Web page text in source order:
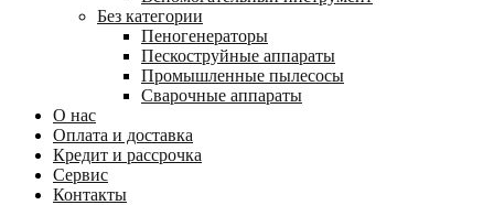
Без категории
Пеногенераторы
Пескоструйные аппараты
Промышленные пылесосы
Сварочные аппараты
О нас
Оплата и доставка
Кредит и рассрочка
Сервис
Контакты